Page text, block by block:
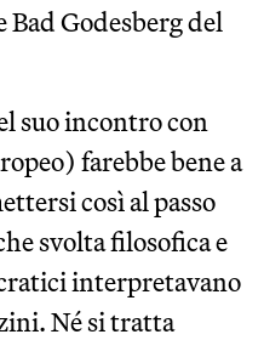
Godesberg del
suo incontro con
farebbe bene a
così al passo
svolta filosofica e
interpretavano
Né si tratta